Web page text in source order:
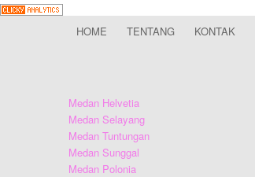
HOME TENTANG KONTAK
Medan Helvetia
Medan Selayang
Medan Tuntungan
Medan Sunggal
Medan Polonia